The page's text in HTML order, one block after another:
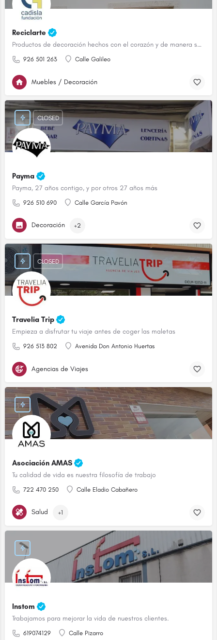
Reciclarte
Productos de decoración hechos con el corazón y de manera sostenible.
926 501 263 Calle Galileo
Muebles / Decoración
Payma
Payma, 27 años contigo, y por otros 27 años más
926 510 690 Calle García Pavón
CLOSED
Decoración +2
Travelia Trip
Empieza a disfrutar tu viaje antes de coger las maletas
926 513 802 Avenida Don Antonio Huertas
CLOSED
Agencias de Viajes
Asociación AMAS
Tu calidad de vida es nuestra filosofía de trabajo
722 470 250 Calle Eladio Cabañero
Salud +1
Instom
Trabajamos para mejorar la vida de nuestros clientes.
619074129 Calle Pizarro